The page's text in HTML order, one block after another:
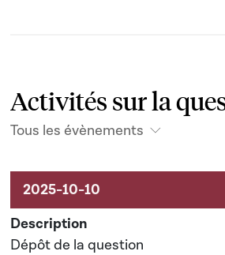
Activités sur la
Tous les évènements
Activités liées au dossier
Dépôt de la question